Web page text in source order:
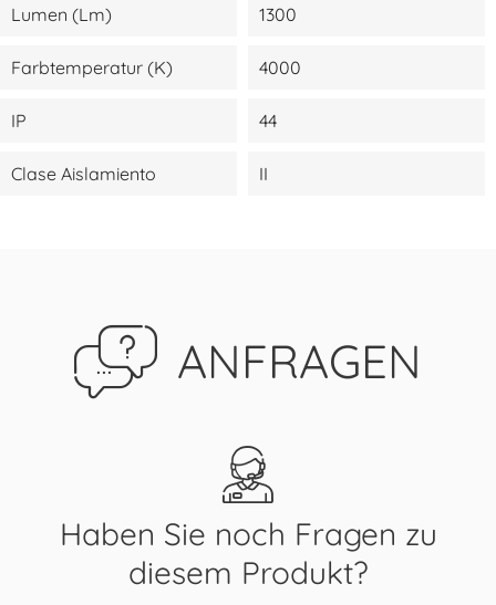
Lumen (lm) 1300
Farbtemperatur (K) 4000
IP 44
Clase Aislamiento II
ANFRAGEN
Haben Sie noch Fragen zu
diesem Produkt?